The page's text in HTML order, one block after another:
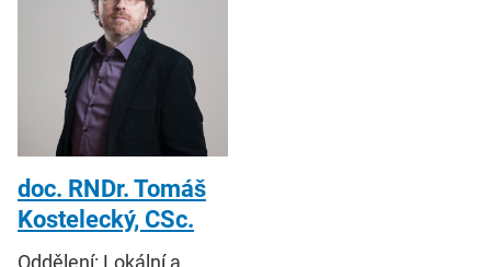
doc. RNDr. Tomáš
Kostelecký, CSc.
Oddělení: Lokální a